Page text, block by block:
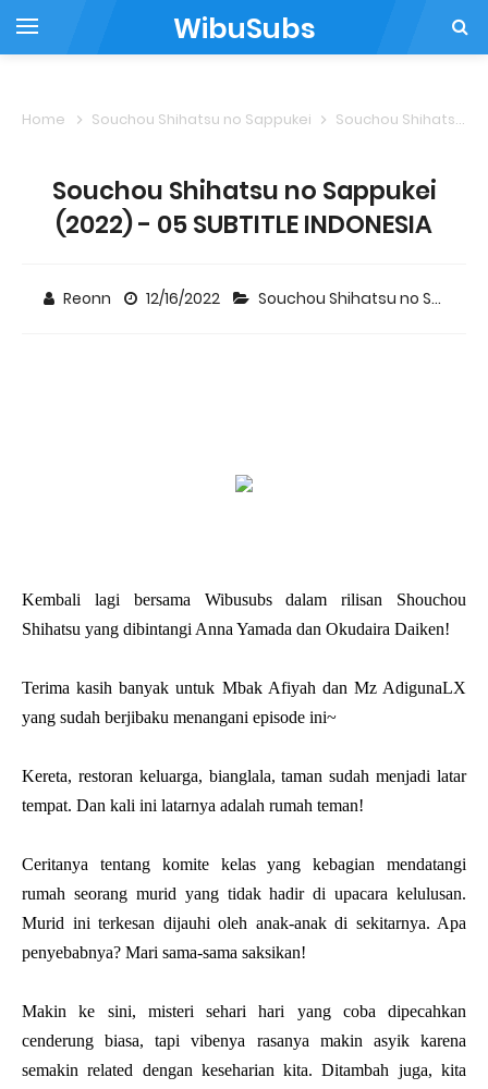
WibuSubs
Home Souchou Shihatsu no Sappukei Souchou Shihatsu no Sappukei (2022) - 05 SUBTITLE INDONESIA
Souchou Shihatsu no Sappukei
(2022) - 05 SUBTITLE INDONESIA
Reonn 12/16/2022 Souchou Shihatsu no Sappukei
Kembali lagi bersama Wibusubs dalam rilisan Shouchou
Shihatsu yang dibintangi Anna Yamada dan Okudaira Daiken!
Terima kasih banyak untuk Mbak Afiyah dan Mz AdigunaLX
yang sudah berjibaku menangani episode ini~
Kereta, restoran keluarga, bianglala, taman sudah menjadi latar
tempat. Dan kali ini latarnya adalah rumah teman!
Ceritanya tentang komite kelas yang kebagian mendatangi
rumah seorang murid yang tidak hadir di upacara kelulusan.
Murid ini terkesan dijauhi oleh anak-anak di sekitarnya. Apa
penyebabnya? Mari sama-sama saksikan!
Makin ke sini, misteri sehari hari yang coba dipecahkan
cenderung biasa, tapi vibenya rasanya makin asyik karena
semakin related dengan keseharian kita. Ditambah juga, kita